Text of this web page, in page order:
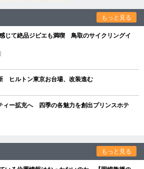
もっと見る
じて絶品ジビエも満喫 鳥取のサイクリングイ
ヒルトン東京お台場、改装進む
ィー拡充へ 四季の各魅力を創出プリンスホテ
もっと見る